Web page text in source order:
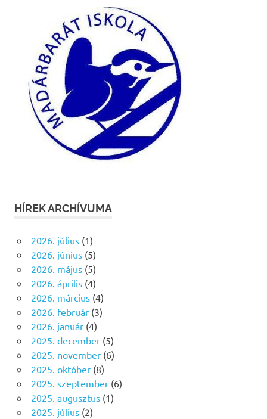
HÍREK ARCHÍVUMA
2026. július(1)
2026. június(5)
2026. május(5)
2026. április(4)
2026. március(4)
2026. február(3)
2026. január(4)
2025. december(5)
2025. november(6)
2025. október(8)
2025. szeptember(6)
2025. augusztus(1)
2025. július(2)